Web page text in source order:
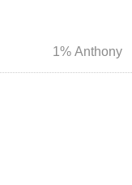
1% Anthony